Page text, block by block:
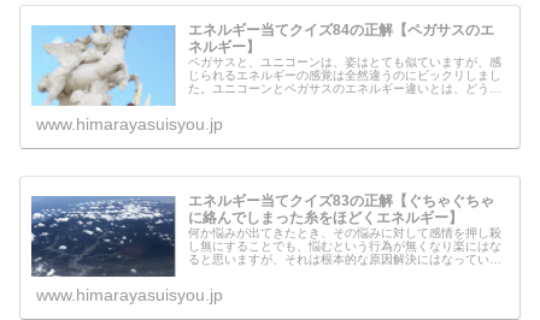
エネルギー当てクイズ84の正解【ペガサスのエ
ネルギー】
ペガサスと、ユニコーンは、姿はとても似ていますが、感
じられるエネルギーの感覚は全然違うのにビックリしまし
た。ユニコーンとペガサスのエネルギー違いとは、どう違
www.himarayasuisyou.jp
エネルギー当てクイズ83の正解【ぐちゃぐちゃ
に絡んでしまった糸をほどくエネルギー】
何か悩みが出てきたとき、その悩みに対して感情を押し殺
し無にすることでも、悩むという行為が無くなり楽にはな
ると思いますが、それは根本的な原因解決にはなっていま
www.himarayasuisyou.jp